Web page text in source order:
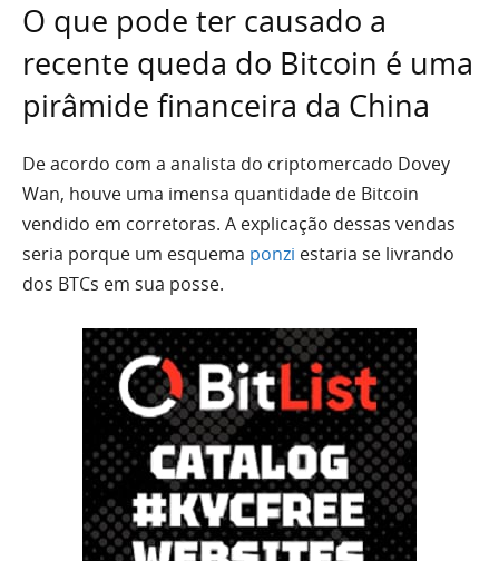
O que pode ter causado a
recente queda do Bitcoin é uma
pirâmide financeira da China
De acordo com a analista do criptomercado Dovey
Wan, houve uma imensa quantidade de Bitcoin
vendido em corretoras. A explicação dessas vendas
seria porque um esquema ponzi estaria se livrando
dos BTCs em sua posse.